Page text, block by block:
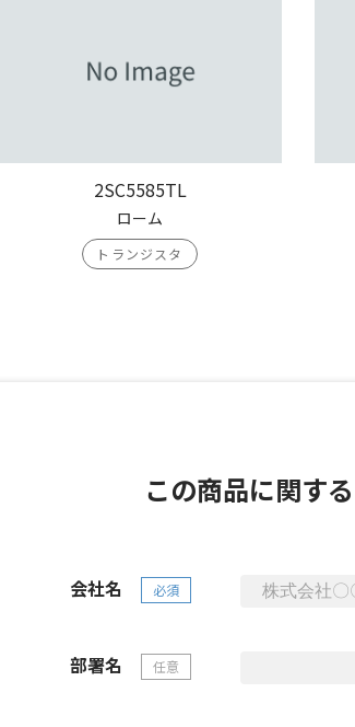
2SC5585TL
ローム
トランジスタ
この商品に関する
会社名 必須
部署名 任意